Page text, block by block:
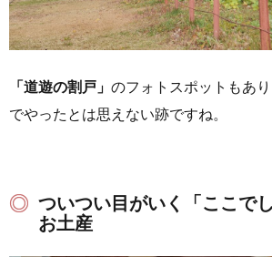
「道遊の割戸」 のフォトスポットもあ
でやったとは思えない跡ですね。
ついつい目がいく「ここで
お土産